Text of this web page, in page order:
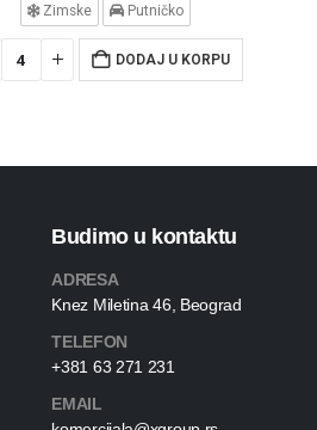
Zimske Putničko
DODAJ U KORPU
Budimo u kontaktu
ADRESA
Knez Miletina 46, Beograd
TELEFON
+381 63 271 231
EMAIL